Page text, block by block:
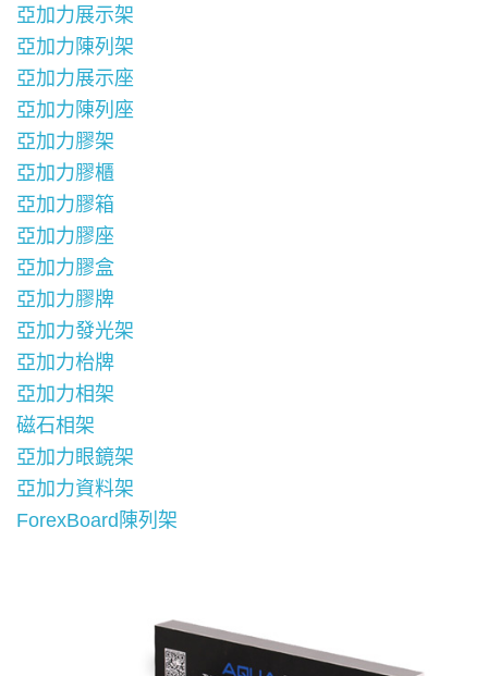
亞加力展示架
亞加力陳列架
亞加力展示座
亞加力陳列座
亞加力膠架
亞加力膠櫃
亞加力膠箱
亞加力膠座
亞加力膠盒
亞加力膠牌
亞加力發光架
亞加力枱牌
亞加力相架
磁石相架
亞加力眼鏡架
亞加力資料架
ForexBoard陳列架